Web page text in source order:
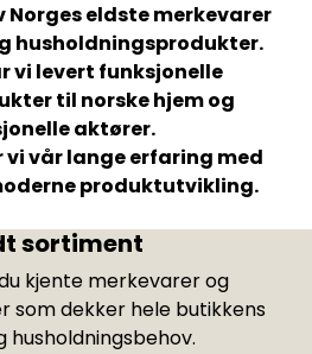
Norges eldste merkevarer
husholdningsprodukter.
vi levert funksjonelle
til norske hjem og
aktører.
vi vår lange erfaring med
produktutvikling.
sortiment
kjente merkevarer og
som dekker hele butikkens
husholdningsbehov.